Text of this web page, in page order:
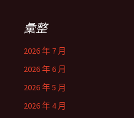
彙整
2026 年 7 月
2026 年 6 月
2026 年 5 月
2026 年 4 月